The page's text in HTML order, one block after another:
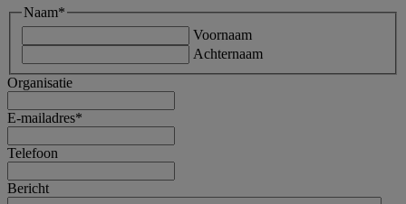
Naam*
Voornaam
Achternaam
Organisatie
E-mailadres*
Telefoon
Bericht